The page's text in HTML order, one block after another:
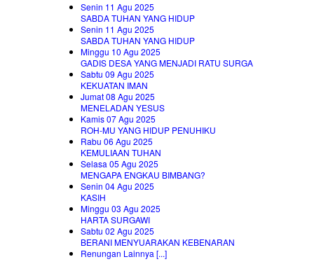
Senin 11 Agu 2025
SABDA TUHAN YANG HIDUP
Senin 11 Agu 2025
SABDA TUHAN YANG HIDUP
Minggu 10 Agu 2025
GADIS DESA YANG MENJADI RATU SURGA
Sabtu 09 Agu 2025
KEKUATAN IMAN
Jumat 08 Agu 2025
MENELADAN YESUS
Kamis 07 Agu 2025
ROH-MU YANG HIDUP PENUHIKU
Rabu 06 Agu 2025
KEMULIAAN TUHAN
Selasa 05 Agu 2025
MENGAPA ENGKAU BIMBANG?
Senin 04 Agu 2025
KASIH
Minggu 03 Agu 2025
HARTA SURGAWI
Sabtu 02 Agu 2025
BERANI MENYUARAKAN KEBENARAN
Renungan Lainnya [...]